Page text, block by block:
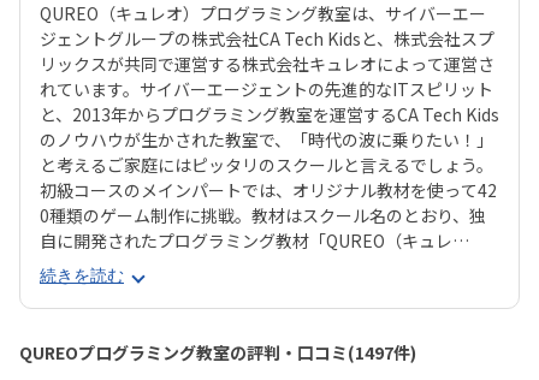
QUREO（キュレオ）プログラミング教室は、サイバーエー
ジェントグループの株式会社CA Tech Kidsと、株式会社スプ
リックスが共同で運営する株式会社キュレオによって運営さ
れています。サイバーエージェントの先進的なITスピリット
と、2013年からプログラミング教室を運営するCA Tech Kids
のノウハウが生かされた教室で、「時代の波に乗りたい！」
と考えるご家庭にはピッタリのスクールと言えるでしょう。
初級コースのメインパートでは、オリジナル教材を使って42
0種類のゲーム制作に挑戦。教材はスクール名のとおり、独
自に開発されたプログラミング教材「QUREO（キュレ
オ）」です。スマホゲームのような感覚でサクサク進められ
るのに、本格的な内容が学べるのが魅力。子どもにとっても
「やらされている感」がないので、楽しくゲームをクリアし
ていくようなペースでどんどん学習を進めていけます。教材
のデザイン性も高く、実際にスマホゲーム開発で使用されて
続きを読む
QUREOプログラミング教室の評判・口コミ(1497件)